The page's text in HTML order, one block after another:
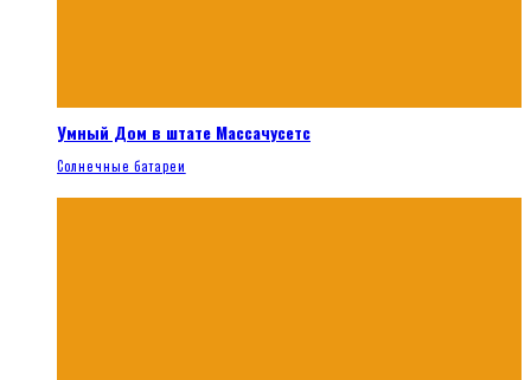
Умный Дом в штате Массачусетс
Солнечные батареи